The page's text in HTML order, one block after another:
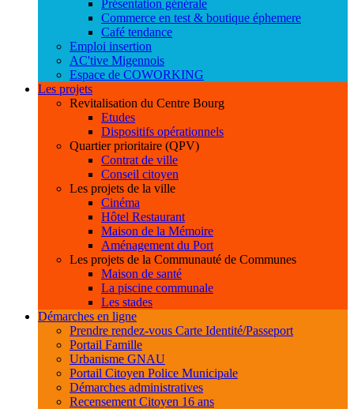
Présentation générale
Commerce en test & boutique éphemere
Café tendance
Emploi insertion
AC'tive Migennois
Espace de COWORKING
Les projets
Revitalisation du Centre Bourg
Etudes
Dispositifs opérationnels
Quartier prioritaire (QPV)
Contrat de ville
Conseil citoyen
Les projets de la ville
Cinéma
Hôtel Restaurant
Maison de la Mémoire
Aménagement du Port
Les projets de la Communauté de Communes
Maison de santé
La piscine communale
Les stades
Démarches en ligne
Prendre rendez-vous Carte Identité/Passeport
Portail Famille
Urbanisme GNAU
Portail Citoyen Police Municipale
Démarches administratives
Recensement Citoyen 16 ans